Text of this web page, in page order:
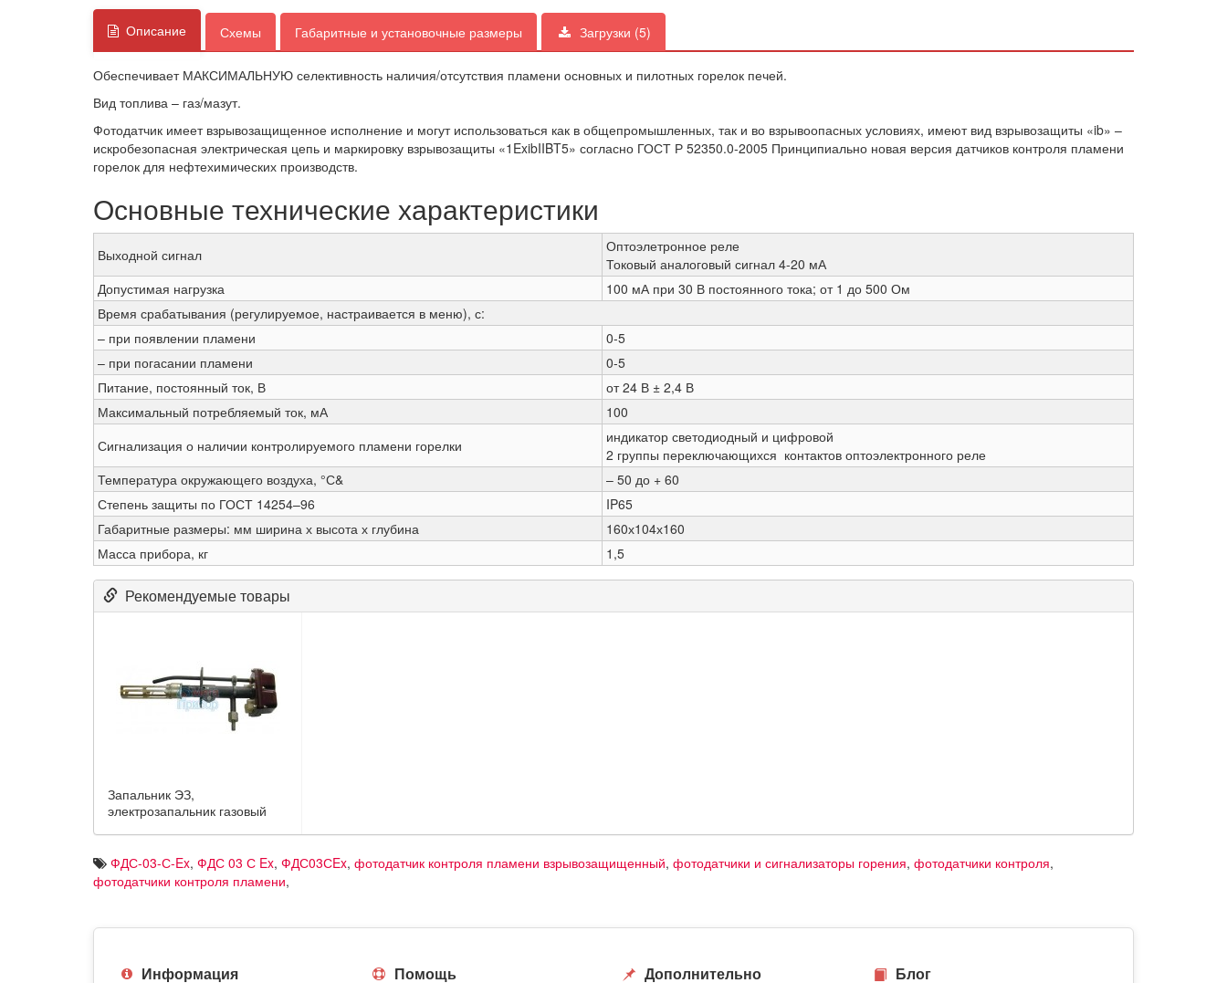
Описание Схемы Габаритные и установочные размеры Загрузки (5)
Обеспечивает МАКСИМАЛЬНУЮ селективность наличия/отсутствия пламени основных и пилотных горелок печей.
Вид топлива – газ/мазут.
Фотодатчик имеет взрывозащищенное исполнение и могут использоваться как в общепромышленных, так и во взрывоопасных условиях, имеют вид взрывозащиты «ib» –
искробезопасная электрическая цепь и маркировку взрывозащиты «1ExibIIBT5» согласно ГОСТ Р 52350.0-2005 Принципиально новая версия датчиков контроля пламени
горелок для нефтехимических производств.
Основные технические характеристики
Выходной сигнал
Оптоэлетронное реле
Токовый аналоговый сигнал 4-20 мА
Допустимая нагрузка
100 мА при 30 В постоянного тока; от 1 до 500 Ом
Время срабатывания (регулируемое, настраивается в меню), с:
– при появлении пламени
0-5
– при погасании пламени
0-5
Питание, постоянный ток, В
от 24 В ± 2,4 В
Максимальный потребляемый ток, мА
100
Сигнализация о наличии контролируемого пламени горелки
индикатор светодиодный и цифровой
2 группы переключающихся контактов оптоэлектронного реле
Температура окружающего воздуха, °С&
– 50 до + 60
Степень защиты по ГОСТ 14254–96
IP65
Габаритные размеры: мм ширина х высота х глубина
160х104х160
Масса прибора, кг
1,5
Рекомендуемые товары
Запальник ЭЗ,
электрозапальник газовый
ФДС-03-С-Ex, ФДС 03 С Ex, ФДС03СEx, фотодатчик контроля пламени взрывозащищенный, фотодатчики и сигнализаторы горения, фотодатчики контроля,
фотодатчики контроля пламени,
Информация Помощь Дополнительно Блог